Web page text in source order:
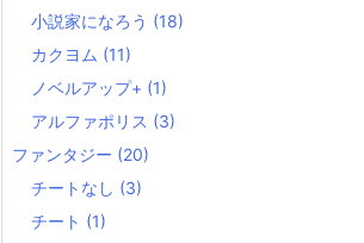
小説家になろう (18)
カクヨム (11)
ノベルアップ+ (1)
アルファポリス (3)
ファンタジー (20)
チートなし (3)
チート (1)